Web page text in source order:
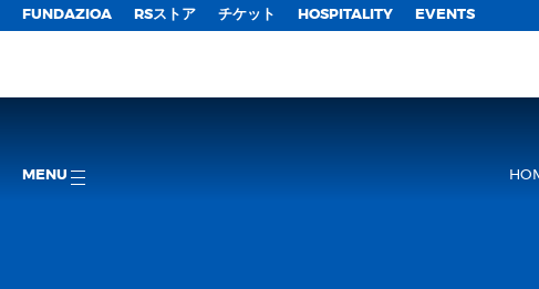
FUNDAZIOA RSストア チケット HOSPITALITY EVENTS
MENU